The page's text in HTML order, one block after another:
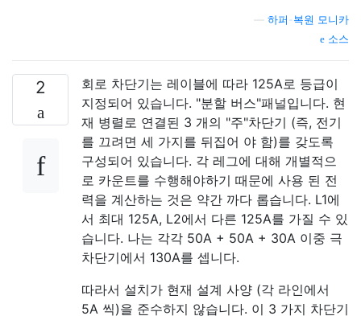
하퍼-복원 모니카
소스
2
회로 차단기는 레이블에 따라 125A로 등급이
지정되어 있습니다. "분할 버스"패널입니다. 현
재 병렬로 연결된 3 개의 "주"차단기 (즉, 전기
를 끄려면 세 가지를 뒤집어 야 함)를 갖도록
구성되어 있습니다. 각 레그에 대해 개별적으
로 카운트를 수행해야하기 때문에 사용 된 전
력을 계산하는 것은 약간 까다 롭습니다. L1에
서 최대 125A, L2에서 다른 125A를 가질 수 있
습니다. 나는 각각 50A + 50A + 30A 이중 극
차단기에서 130A를 셉니다.
따라서 설치가 현재 설계 사양 (각 라인에서
5A 씩)을 준수하지 않습니다. 이 3 가지 차단기